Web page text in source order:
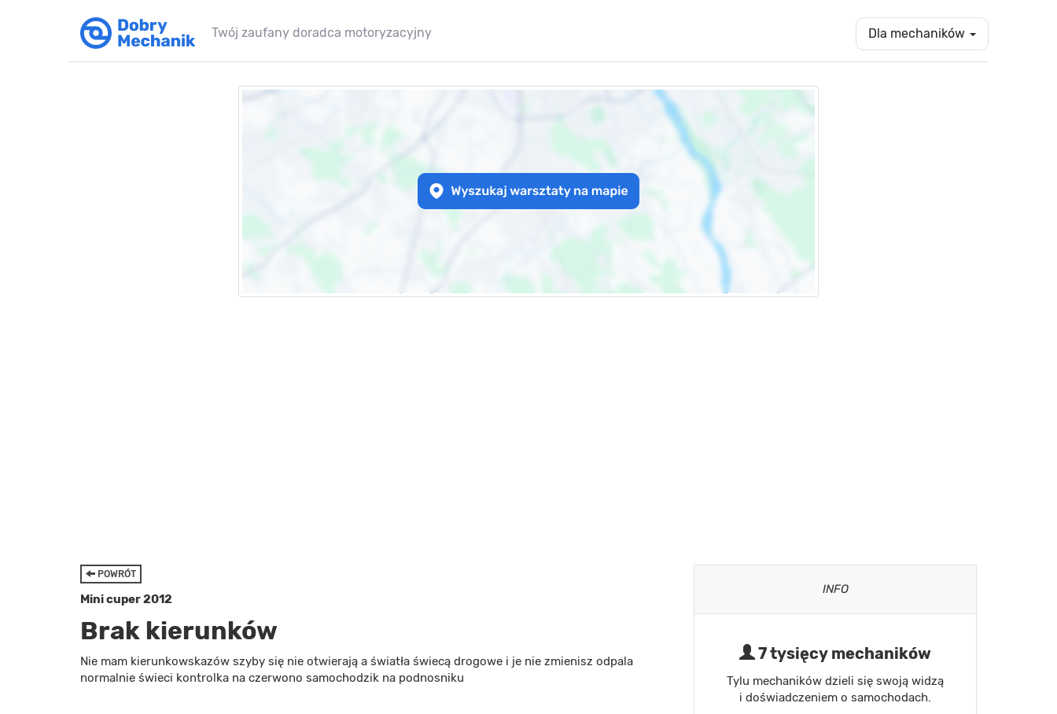
Twój zaufany doradca motoryzacyjny Dla mechaników
POWRÓT
Mini cuper 2012
Brak kierunków
Nie mam kierunkowskazów szyby się nie otwierają a światła świecą drogowe i je nie zmienisz odpala
normalnie świeci kontrolka na czerwono samochodzik na podnosniku
INFO
7 tysięcy mechaników
Tylu mechaników dzieli się swoją widzą
i doświadczeniem o samochodach.